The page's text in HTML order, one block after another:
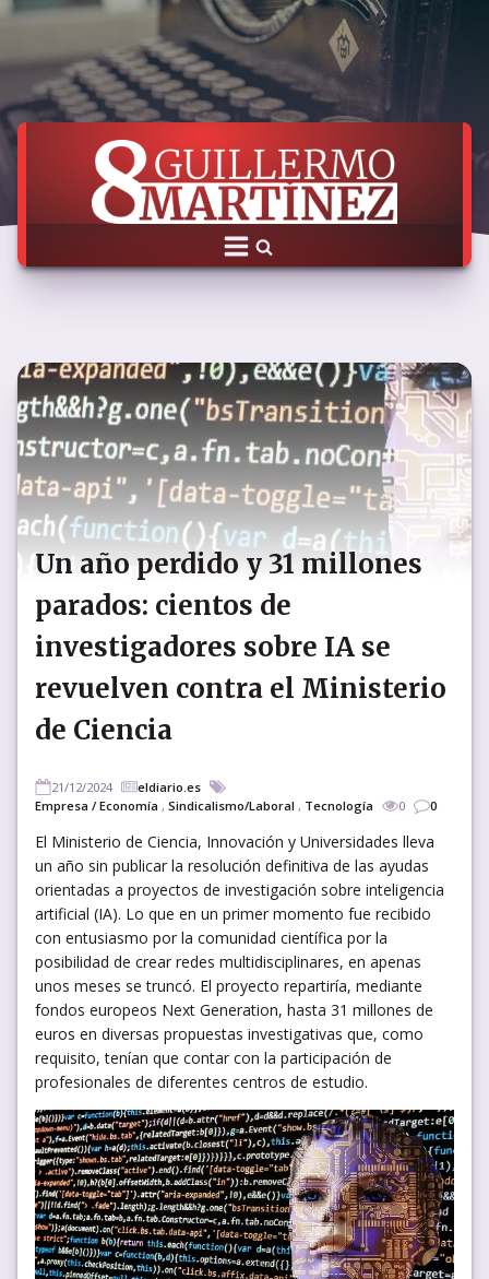
Un año perdido y 31 millones
parados: cientos de
investigadores sobre IA se
revuelven contra el Ministerio
de Ciencia
21/12/2024
eldiario.es
Empresa / Economía , Sindicalismo/Laboral , Tecnología 0 0
El Ministerio de Ciencia, Innovación y Universidades lleva
un año sin publicar la resolución definitiva de las ayudas
orientadas a proyectos de investigación sobre inteligencia
artificial (IA). Lo que en un primer momento fue recibido
con entusiasmo por la comunidad científica por la
posibilidad de crear redes multidisciplinares, en apenas
unos meses se truncó. El proyecto repartiría, mediante
fondos europeos Next Generation, hasta 31 millones de
euros en diversas propuestas investigativas que, como
requisito, tenían que contar con la participación de
profesionales de diferentes centros de estudio.